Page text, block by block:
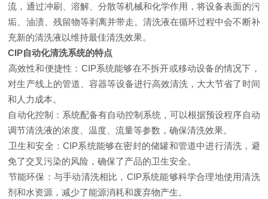
流，通过冲刷、溶解、分散等机械和化学作用，将设备表面的污
垢、油渍、残留物等剥离并带走。清洗液在循环过程中会不断补
充新的清洗液以维持最佳清洗效果‌。
‌CIP自动化清洗系统的特点‌
‌高效性和便捷性‌：CIP系统能够在不拆开或移动设备的情况下，
对生产线上的管道、容器等设备进行高效清洗，大大节省了时间
和人力成本‌。
‌自动化控制‌：系统配备有自动控制系统，可以根据预设程序自动
调节清洗液的浓度、温度、流量等参数，确保清洗效果‌。
‌卫生和安全‌：CIP系统能够在密封的储罐和管道中进行清洗，避
免了交叉污染的风险，确保了产品的卫生安全‌。
‌节能环保‌：与手动清洗相比，CIP系统能够科学合理地使用清洗
剂和水资源，减少了能源消耗和废弃物产生‌。